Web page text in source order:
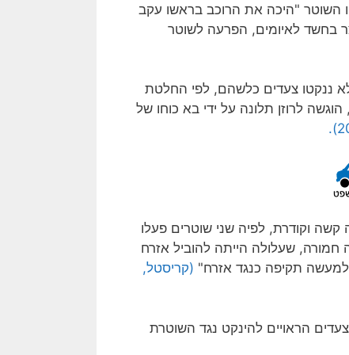
השוטר "היכה את הרוכב בראשו עקב
בחשד לאיומים, הפרעה לשוטר
ננקטו צעדים כלשהם, לפי החלטת
לרוזן תלונה על ידי בא כוחו של
וקודרת, לפיה שני שוטרים פעלו
שעלולה הייתה להוביל אזרח
תקיפה כנגד אזרח" (קריסטל,
הראויים להינקט נגד השוטרת